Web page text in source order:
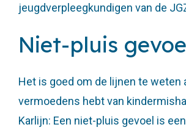
jeugdverpleegkundigen van de
Niet-pluis
Het is goed om de lijnen te weten
vermoedens hebt van
Karlijn: Een niet-pluis gevoel is een